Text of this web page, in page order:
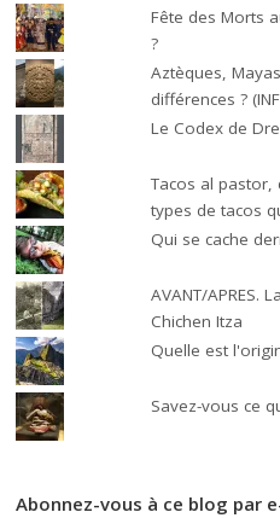
Fête des Morts
?
Aztèques,
différences ?
Le Codex de
Tacos al pastor,
types de tacos
Qui se cache
AVANT/APRES.
Chichen Itza
Quelle est
Savez-vous ce
Abonnez-vous à ce blog par